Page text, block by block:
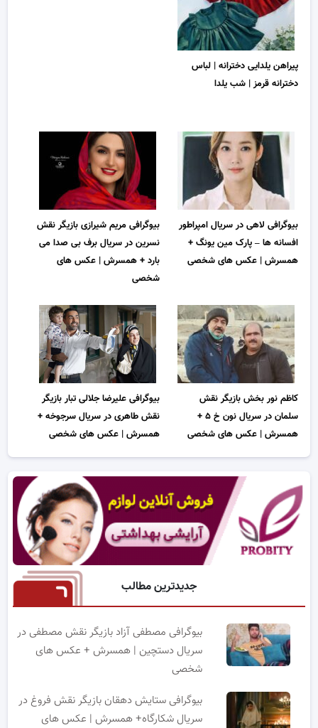
پیراهن یلدایی دخترانه | لباس
دخترانه قرمز | شب یلدا
بیوگرافی لاهی در سریال امپراطور
افسانه ها – پارک مین یونگ +
همسرش | عکس های شخصی
بیوگرافی مریم شیرازی بازیگر نقش
نسرین در سریال برف بی صدا می
بارد + همسرش | عکس های
شخصی
کاظم نور بخش بازیگر نقش
سلمان در سریال نون خ ۵ +
همسرش | عکس های شخصی
بیوگرافی علیرضا جلالی تبار بازیگر
نقش طاهری در سریال سرجوخه +
همسرش | عکس های شخصی
جدیدترین مطالب
بیوگرافی مصطفی آزاد بازیگر نقش مصطفی در
سریال دستچین | همسرش + عکس های
شخصی
بیوگرافی ستایش دهقان بازیگر نقش فروغ در
سریال شکارگاه+ همسرش | عکس های